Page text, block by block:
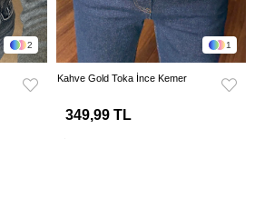
2 1
Kahve Gold Toka İnce Kemer
349,99 TL